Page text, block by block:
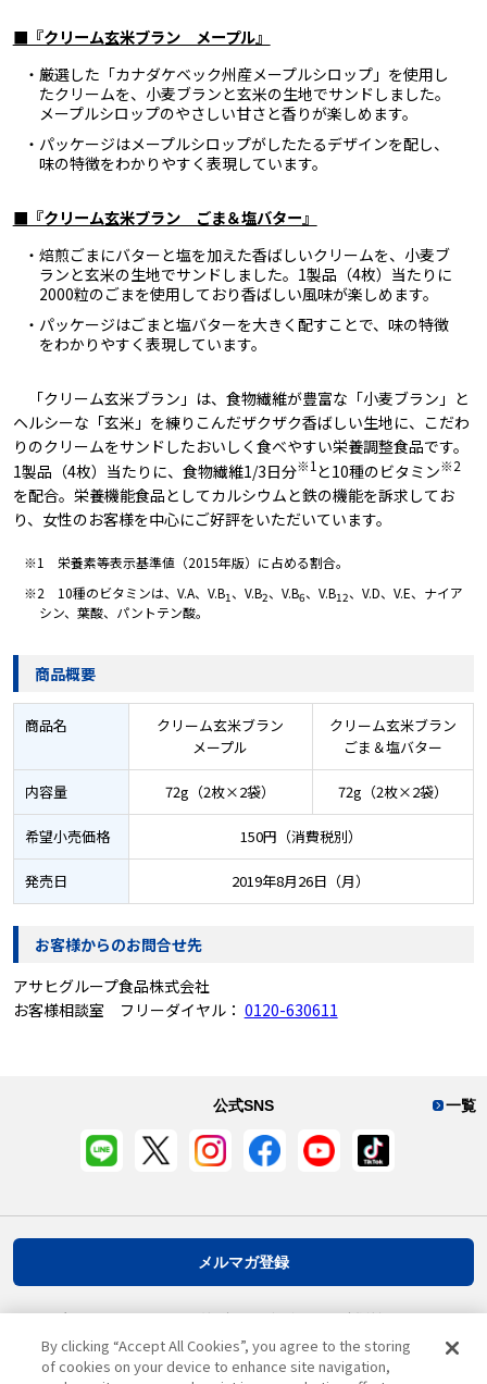
■『クリーム玄米ブラン メープル』
・厳選した「カナダケベック州産メープルシロップ」を使用し
たクリームを、小麦ブランと玄米の生地でサンドしました。
メープルシロップのやさしい甘さと香りが楽しめます。
・パッケージはメープルシロップがしたたるデザインを配し、
味の特徴をわかりやすく表現しています。
■『クリーム玄米ブラン ごま＆塩バター』
・焙煎ごまにバターと塩を加えた香ばしいクリームを、小麦ブ
ランと玄米の生地でサンドしました。1製品（4枚）当たりに
2000粒のごまを使用しており香ばしい風味が楽しめます。
・パッケージはごまと塩バターを大きく配すことで、味の特徴
をわかりやすく表現しています。
「クリーム玄米ブラン」は、食物繊維が豊富な「小麦ブラン」と
ヘルシーな「玄米」を練りこんだザクザク香ばしい生地に、こだわ
りのクリームをサンドしたおいしく食べやすい栄養調整食品です。
1製品（4枚）当たりに、食物繊維1/3日分※1と10種のビタミン※2
を配合。栄養機能食品としてカルシウムと鉄の機能を訴求してお
り、女性のお客様を中心にご好評をいただいています。
※1 栄養素等表示基準値（2015年版）に占める割合。
※2 10種のビタミンは、V.A、V.B1、V.B2、V.B6、V.B12、V.D、V.E、ナイア
シン、葉酸、パントテン酸。
商品概要
商品名
クリーム玄米ブラン
メープル
クリーム玄米ブラン
ごま＆塩バター
内容量 72g（2枚×2袋） 72g（2枚×2袋）
希望小売価格 150円（消費税別）
発売日 2019年8月26日（月）
お客様からのお問合せ先
アサヒグループ食品株式会社
お客様相談室 フリーダイヤル： 0120-630611
一覧
公式SNS
メルマガ登録
By clicking “Accept All Cookies”, you agree to the storing
of cookies on your device to enhance site navigation,